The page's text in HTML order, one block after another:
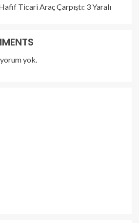
Ticari Araç Çarpıştı: 3 Yaralı
yok.